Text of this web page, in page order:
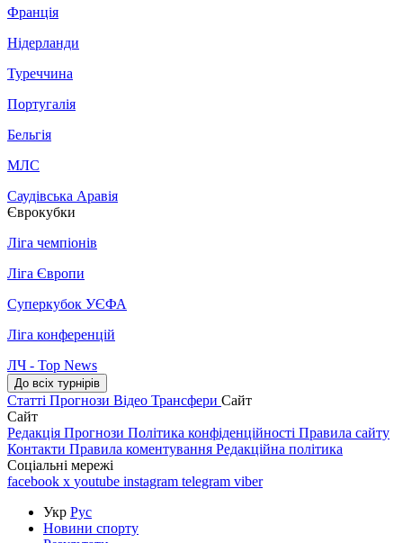
Франція
Нідерланди
Туреччина
Португалія
Бельгія
МЛС
Саудівська Аравія
Єврокубки
Ліга чемпіонів
Ліга Європи
Суперкубок УЄФА
Ліга конференцій
ЛЧ - Top News
До всіх турнірів
Статті Прогнози Відео Трансфери Сайт
Сайт
Редакція Прогнози Політика конфіденційності Правила сайту
Контакти Правила коментування Редакційна політика
Соціальні мережі
facebook x youtube instagram telegram viber
Укр Рус
Новини спорту